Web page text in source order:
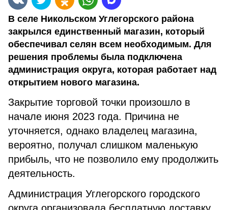
В селе Никольском Углегорского района
закрылся единственный магазин, который
обеспечивал селян всем необходимым. Для
решения проблемы была подключена
администрация округа, которая работает над
открытием нового магазина.
Закрытие торговой точки произошло в
начале июня 2023 года. Причина не
уточняется, однако владелец магазина,
вероятно, получал слишком маленькую
прибыль, что не позволило ему продолжить
деятельность.
Администрация Углегорского городского